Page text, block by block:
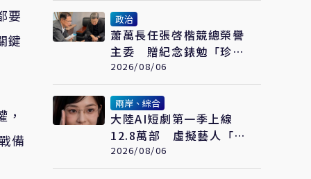
要
鍵
備
政治
蕭萬長任張啓楷競總榮譽
主委 贈紀念錶勉「珍惜
時間、認真打拚」
2026/08/06
兩岸、綜合
大陸AI短劇第一季上線
12.8萬部 虛擬藝人「方
桃子」接拍美瞳廣告
2026/08/06